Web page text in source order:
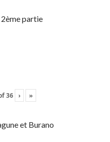
partie
36 › »
et Burano